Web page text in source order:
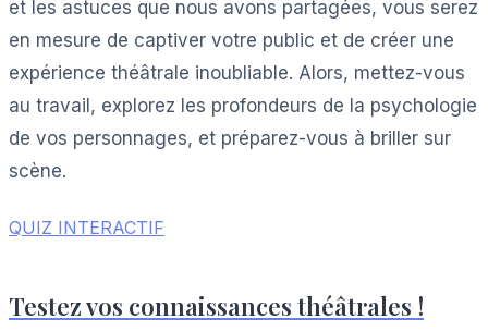
et les astuces que nous avons partagées, vous serez
en mesure de captiver votre public et de créer une
expérience théâtrale inoubliable. Alors, mettez-vous
au travail, explorez les profondeurs de la psychologie
de vos personnages, et préparez-vous à briller sur
scène.
QUIZ INTERACTIF
Testez vos connaissances théâtrales !